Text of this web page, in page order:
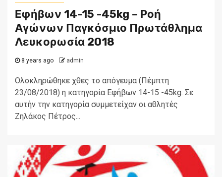
Εφήβων 14-15 -45kg – Ροή
Αγώνων Παγκόσμιο Πρωτάθλημα
Λευκορωσία 2018
8 years ago admin
Ολοκληρώθηκε χθες το απόγευμα (Πέμπτη
23/08/2018) η κατηγορία Εφήβων 14-15 -45kg. Σε
αυτήν την κατηγορία συμμετείχαν οι αθλητές
Ζηλάκος Πέτρος...